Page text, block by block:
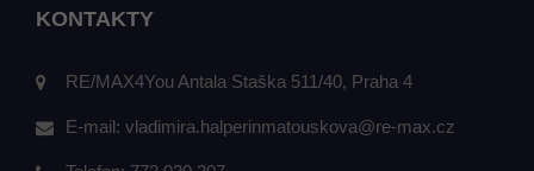
KONTAKTY
RE/MAX4You Antala Staška 511/40, Praha 4
E-mail: vladimira.halperinmatouskova@re-max.cz